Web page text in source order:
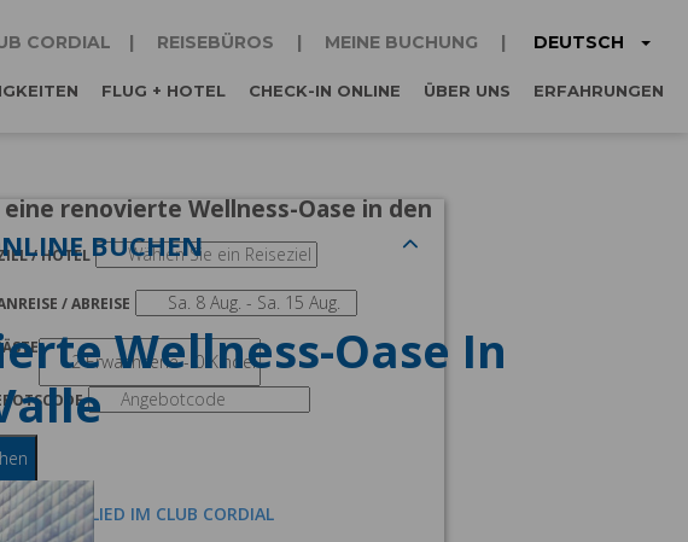
CORDIAL REISEBÜROS MEINE BUCHUNG DEUTSCH
FLUG + HOTEL CHECK-IN ONLINE ÜBER UNS ERFAHRUNGEN
BUCHEN
/ HOTEL
/ ABREISE
BIN MITGLIED IM CLUB CORDIAL
eine renovierte Wellness-Oase in den
Wellness-Oase In